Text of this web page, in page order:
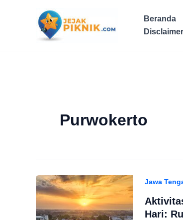
Beranda
Disclaimer
Purwokerto
Jawa
Hari: